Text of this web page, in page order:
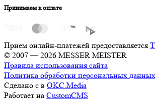
Принимаем к оплате
Прием онлайн-платежей предоставляется
© 2007 — 2026 MESSER MEISTER
Правила использования сайта
Политика обработки персональных
Сделано с в OKC.Media
Работает на CustomCMS